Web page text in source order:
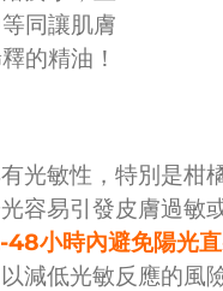
同讓肌膚
的精油！
光敏性，特別是柑
容易引發皮膚過敏
48小時內避免陽光
減低光敏反應的風險